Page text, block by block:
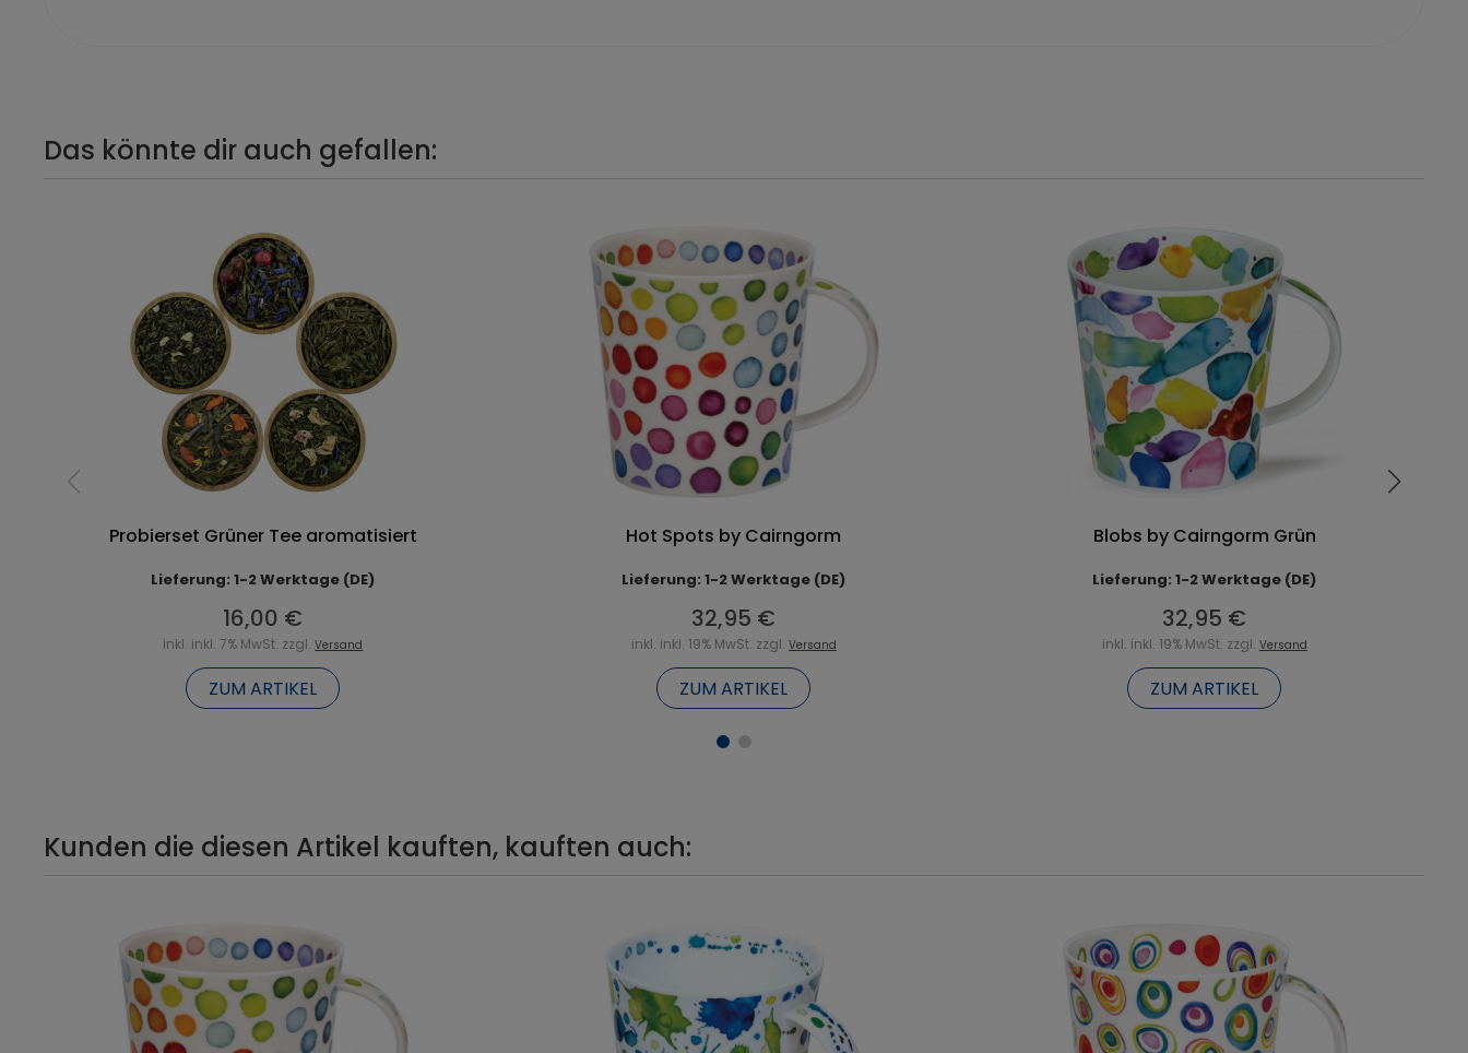
Das könnte dir auch gefallen:
Probierset Grüner Tee aromatisiert
Lieferung: 1-2 Werktage (DE)
16,00 €
inkl. inkl. 7% MwSt. zzgl.Versand
ZUM ARTIKEL
Hot Spots by Cairngorm
Lieferung: 1-2 Werktage (DE)
32,95 €
inkl. inkl. 19% MwSt. zzgl. Versand
ZUM ARTIKEL
Blobs by Cairngorm Grün
Lieferung: 1-2 Werktage (DE)
32,95 €
inkl. inkl. 19% MwSt. zzgl. Versand
ZUM ARTIKEL
Kunden die diesen Artikel kauften, kauften auch: